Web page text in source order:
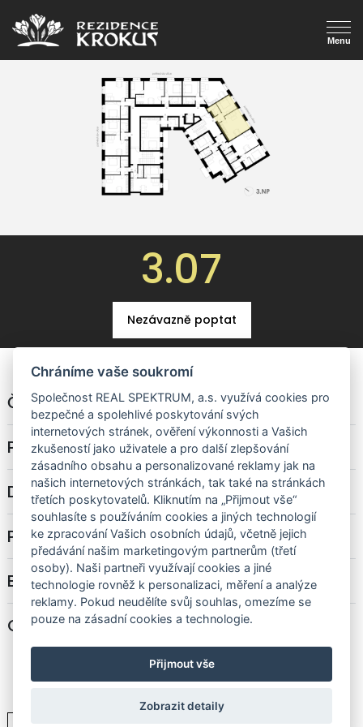
3.07
Nezávazně poptat
Č. bytu
3.07
Podlaží
3. NP
Dispozice
2+kk
Podlahová plocha
44,7 m²
Balkón/terasa
-
Cena
-
Chráníme vaše soukromí
Společnost REAL SPEKTRUM, a.s. využívá cookies pro
bezpečné a spolehlivé poskytování svých
internetových stránek, ověření výkonnosti a Vašich
zkušeností jako uživatele a pro další zlepšování
zásadního obsahu a personalizované reklamy jak na
našich internetových stránkách, tak také na stránkách
třetích poskytovatelů. Kliknutím na „Přijmout vše“
souhlasíte s používáním cookies a jiných technologií
ke zpracování Vašich osobních údajů, včetně jejich
předávání našim marketingovým partnerům (třetí
osoby). Naši partneři využívají cookies a jiné
technologie rovněž k personalizaci, měření a analýze
reklamy. Pokud neudělíte svůj souhlas, omezíme se
pouze na zásadní cookies a technologie.
Přijmout vše
Zobrazit detaily